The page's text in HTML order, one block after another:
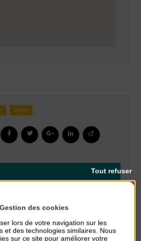
Visite
Gestion des cookies
lors de votre navigation sur les
et des technologies similaires. Nous
sur ce site pour améliorer votre
Tout refuser